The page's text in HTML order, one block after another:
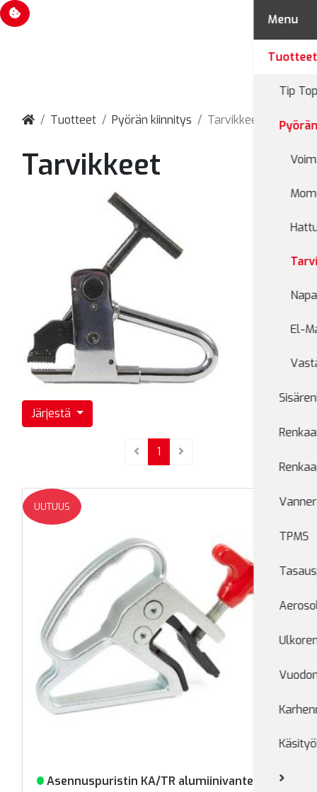
Tuotteet Pyörän kiinnitys Tarvikkeet
Tarvikkeet
Järjestä
1(current)
Varastossa
Asennuspuristin KA/TR alumiinivanteelle
UUTUUS
Menu
Tuotteet
Tip
El-
TPMS
Evästevalinnat